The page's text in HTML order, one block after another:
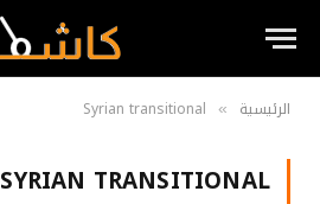
الرئيسية »
Syrian transitional
SYRIAN TRANSITIONAL